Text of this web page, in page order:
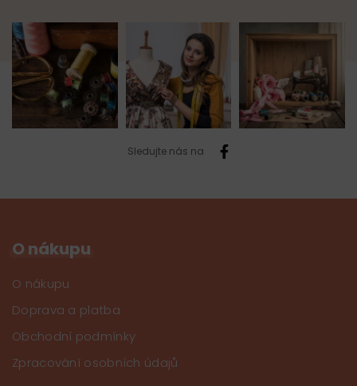
Sledujte nás na
O nákupu
O nákupu
Doprava a platba
Obchodní podmínky
Zpracování osobních údajů